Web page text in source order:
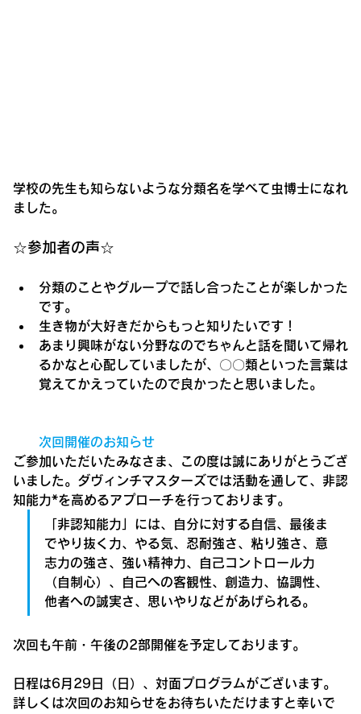
学校の先生も知らないような分類名を学べて虫博士になれ
ました。
☆参加者の声☆
分類のことやグループで話し合ったことが楽しかった
です。
生き物が大好きだからもっと知りたいです！
あまり興味がない分野なのでちゃんと話を聞いて帰れ
るかなと心配していましたが、〇〇類といった言葉は
覚えてかえっていたので良かったと思いました。
次回開催のお知らせ
ご参加いただいたみなさま、この度は誠にありがとうござ
いました。ダヴィンチマスターズでは活動を通して、非認
知能力*を高めるアプローチを行っております。
「非認知能力」には、自分に対する自信、最後ま
でやり抜く力、やる気、忍耐強さ、粘り強さ、意
志力の強さ、強い精神力、自己コントロール力
（自制心）、自己への客観性、創造力、協調性、
他者への誠実さ、思いやりなどがあげられる。
次回も午前・午後の2部開催を予定しております。
日程は6月29日（日） 、 対面プログラムがございます。
詳しくは次回のお知らせをお待ちいただけますと幸いで